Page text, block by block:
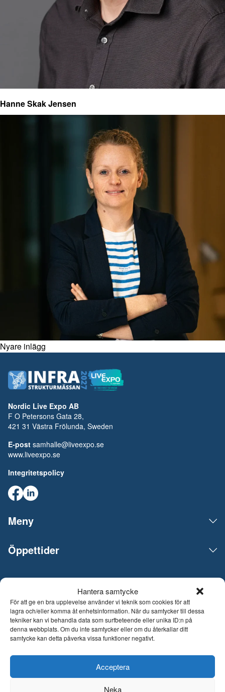
Hantera samtycke
För att ge en bra upplevelse använder vi teknik som cookies för att
lagra och/eller komma åt enhetsinformation. När du samtycker till dessa
tekniker kan vi behandla data som surfbeteende eller unika ID:n på
denna webbplats. Om du inte samtycker eller om du återkallar ditt
samtycke kan detta påverka vissa funktioner negativt.
Acceptera
Neka
Hanne Skak Jensen
Nyare inlägg
Nordic Live Expo AB
F O Petersons Gata 28,
421 31 Västra Frölunda, Sweden
E-post samhalle@liveexpo.se
www.liveexpo.se
Integritetspolicy
Meny
Öppettider
på den skandinaviska marknaden. Huvudkontoret ligger i
Göteborg. Vi matchar människor och företag för att göra
affärer, nätverka och inspireras av varandra. Live Expo har
startats av Sveriges mest erfarna entreprenörer inom mässor
och events, som lanserat över hundra nya mässor varav
flertalet är idag ledande inom sina respektive branscher. Med
ett fulladdat innehåll inspirerar, utvecklar och uppdaterar vi
våra besökare och tar mässmediet till en helt ny nivå. Från och
med 26 juni 2026 är Live Expo ett helägt dotterbolag till